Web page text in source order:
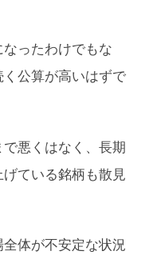
ったわけでもな
公算が高いはずで
悪くはなく、長期
ている銘柄も散見
体が不安定な状況